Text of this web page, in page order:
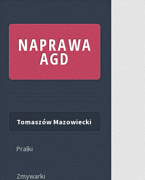
NAPRAWA
AGD
Tomaszów Mazowiecki
Pralki
Zmywarki